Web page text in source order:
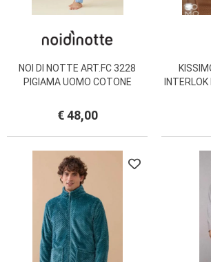
NOI DI NOTTE ART.FC 3228
PIGIAMA UOMO COTONE
PANTALONE LUNGO
€ 48,00